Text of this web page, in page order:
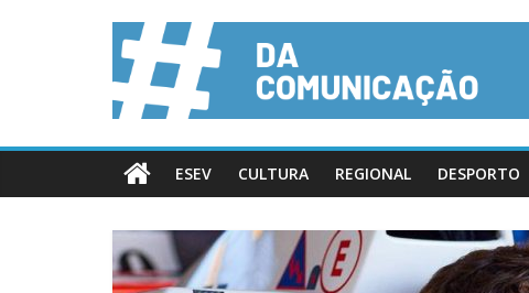
ESEV CULTURA REGIONAL DESPORTO